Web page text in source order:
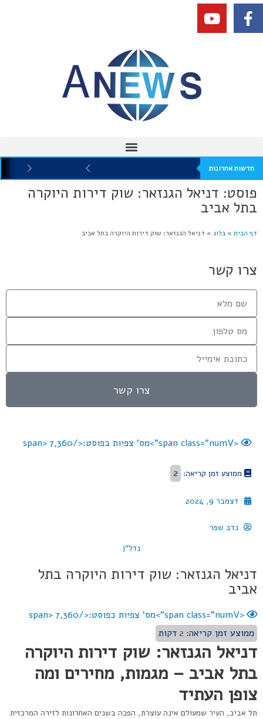
חדשות אחרונות
פוסט: דניאל הגנזאר: שוק דירות היוקרה
בתל אביב
דף הבית » בלוג » דניאל הגנזאר: שוק דירות היוקרה בתל אביב
<span class="numV">מס' צפיות בפוסט:</span> 7,360
ממוצע זמן קריאה: 2
דצמבר 9, 2024
נדב שפר
נדל"ן
דניאל הגנזאר: שוק דירות היוקרה בתל
אביב
<span class="numV">מס' צפיות בפוסט:</span>
7,360
ממוצע זמן קריאה: 2 דקות
דניאל הגנזאר: שוק דירות היוקרה
בתל אביב – מגמות, מחירים ומה
צופן העתיד
תל אביב, העיר שמעולם אינה עוצרת, הפכה בשנים האחרונות לזירה המרכזית
צרו קשר
צרו קשר